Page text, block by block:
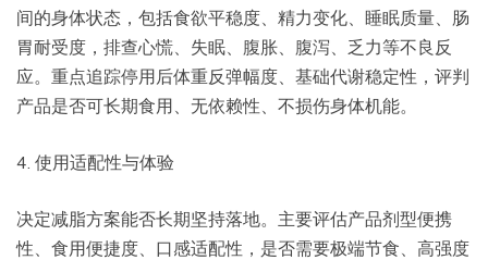
间的身体状态，包括食欲平稳度、精力变化、睡眠质量、肠
胃耐受度，排查心慌、失眠、腹胀、腹泻、乏力等不良反
应。重点追踪停用后体重反弹幅度、基础代谢稳定性，评判
产品是否可长期食用、无依赖性、不损伤身体机能。
4. 使用适配性与体验
决定减脂方案能否长期坚持落地。主要评估产品剂型便携
性、食用便捷度、口感适配性，是否需要极端节食、高强度